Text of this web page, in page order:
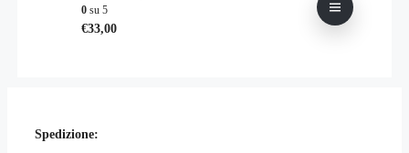
0 su 5
€33,00Questo
Spedizione: